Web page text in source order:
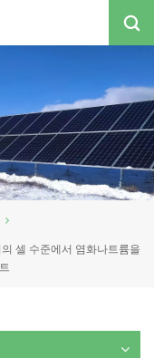
셀 수준에서 염화나트륨을